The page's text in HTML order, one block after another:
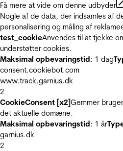
Få mere at vide om denne udbyder
Nogle af de data, der indsamles af
personalisering og måling af
test_cookieAnvendes til at tjekke
understøtter cookies.
Maksimal opbevaringstid: 1 dag
consent.cookiebot.com
www.track.garnius.dk
2
CookieConsent [x2]Gemmer
det aktuelle domæne.
Maksimal opbevaringstid: 1 år
garnius.dk
2